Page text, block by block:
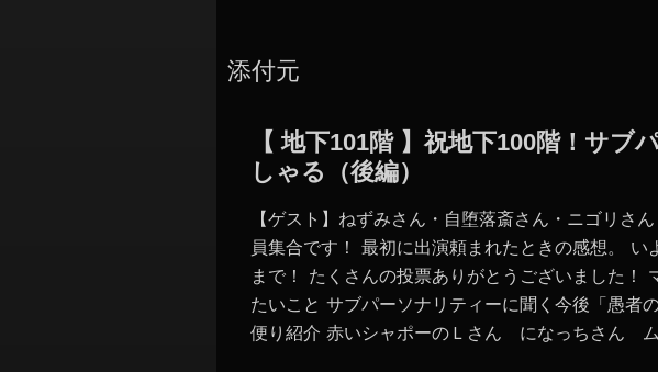
添付元
【 地下101階 】祝地下100階！サ
しゃる（後編）
【ゲスト】ねずみさん・自堕落斎さん・ニゴリさ
員集合です！ 最初に出演頼まれたときの感想。
まで！ たくさんの投票ありがとうございました
たいこと サブパーソナリティーに聞く今後「愚者
便り紹介 赤いシャポーのＬさん になっちさん